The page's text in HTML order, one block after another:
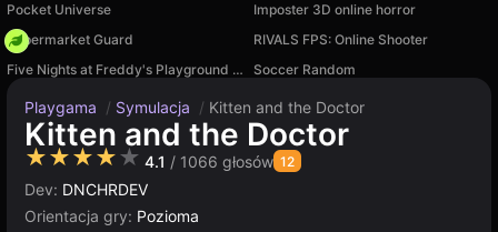
Pocket Universe
Imposter 3D online horror
Supermarket Guard
RIVALS FPS: Online Shooter
Five Nights at Freddy's Playground Sandbox
Soccer Random
Playgama / Symulacja / Kitten and the Doctor
Kitten and the Doctor
★★★★★ 4.1 / 1066 głosów 12
Dev: DNCHRDEV
Orientacja gry: Pozioma